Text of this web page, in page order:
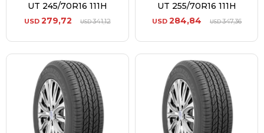
UT 245/70R16 111H
USD 279,72 USD341,12
UT 255/70R16 111H
USD 284,84 USD347,36